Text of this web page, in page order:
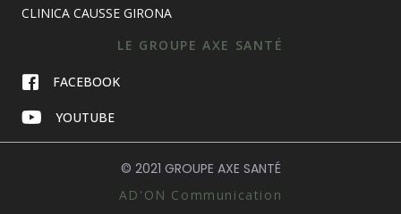
CLINICA CAUSSE GIRONA
LE GROUPE AXE SANTÉ
FACEBOOK
YOUTUBE
© 2021 GROUPE AXE SANTÉ
AD'ON Communication